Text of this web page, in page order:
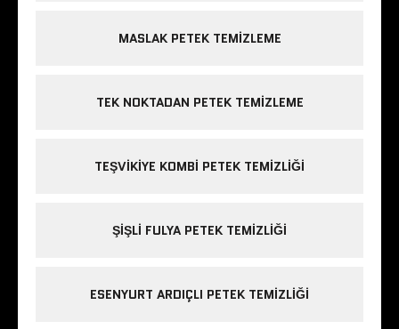
MASLAK PETEK TEMIZLEME
TEK NOKTADAN PETEK TEMIZLEME
TEŞVIKIYE KOMBI PETEK TEMIZLIĞI
ŞIŞLI FULYA PETEK TEMIZLIĞI
ESENYURT ARDIÇLI PETEK TEMIZLIĞI